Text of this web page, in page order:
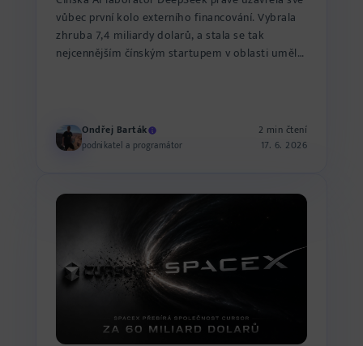
vůbec první kolo externího financování. Vybrala
zhruba 7,4 miliardy dolarů, a stala se tak
nejcennějším čínským startupem v oblasti umělé
Ondřej Barták
podnikatel a programátor
2 min čtení
17. 6. 2026